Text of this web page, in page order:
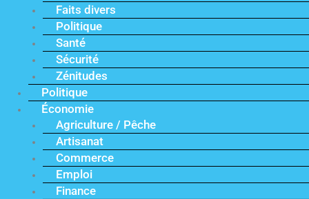
Faits divers
Politique
Santé
Sécurité
Zénitudes
Politique
Économie
Agriculture / Pêche
Artisanat
Commerce
Emploi
Finance